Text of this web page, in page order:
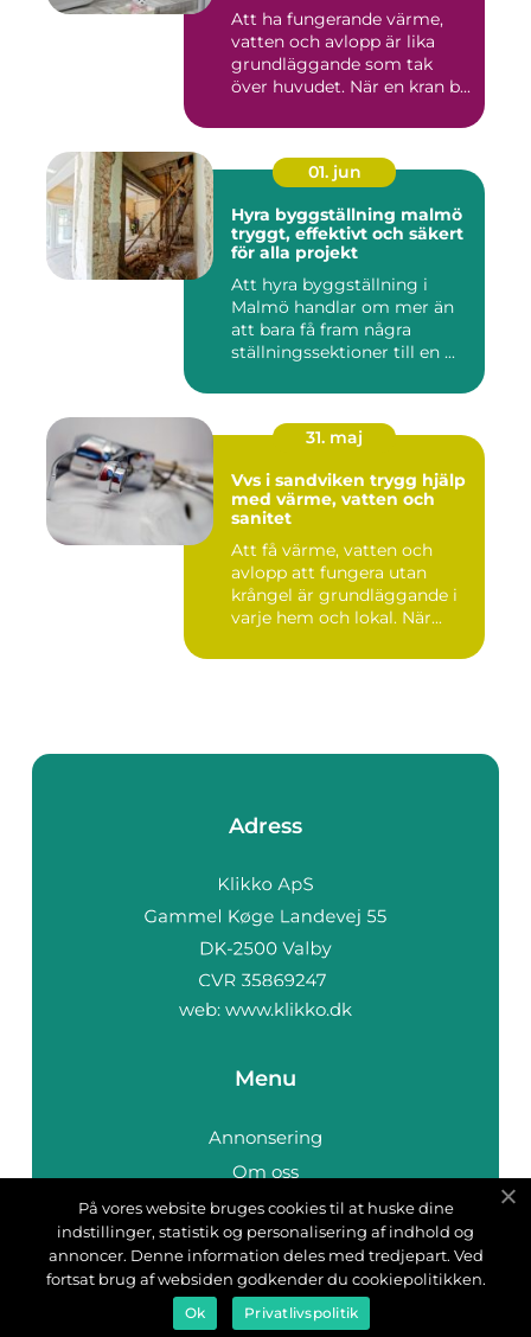
Att ha fungerande värme,
vatten och avlopp är lika
grundläggande som tak
över huvudet. När en kran b...
01. jun
Hyra byggställning malmö
tryggt, effektivt och säkert
för alla projekt
Att hyra byggställning i
Malmö handlar om mer än
att bara få fram några
ställningssektioner till en ...
31. maj
Vvs i sandviken trygg hjälp
med värme, vatten och
sanitet
Att få värme, vatten och
avlopp att fungera utan
krångel är grundläggande i
varje hem och lokal. När...
Adress
web: www.klikko.dk
Menu
Annonsering
Om oss
Cookies
Kontakta oss
Sitemap
På vores website bruges cookies til at huske dine
indstillinger, statistik og personalisering af indhold og
annoncer. Denne information deles med tredjepart. Ved
fortsat brug af websiden godkender du cookiepolitikken.
Ok Privatlivspolitik